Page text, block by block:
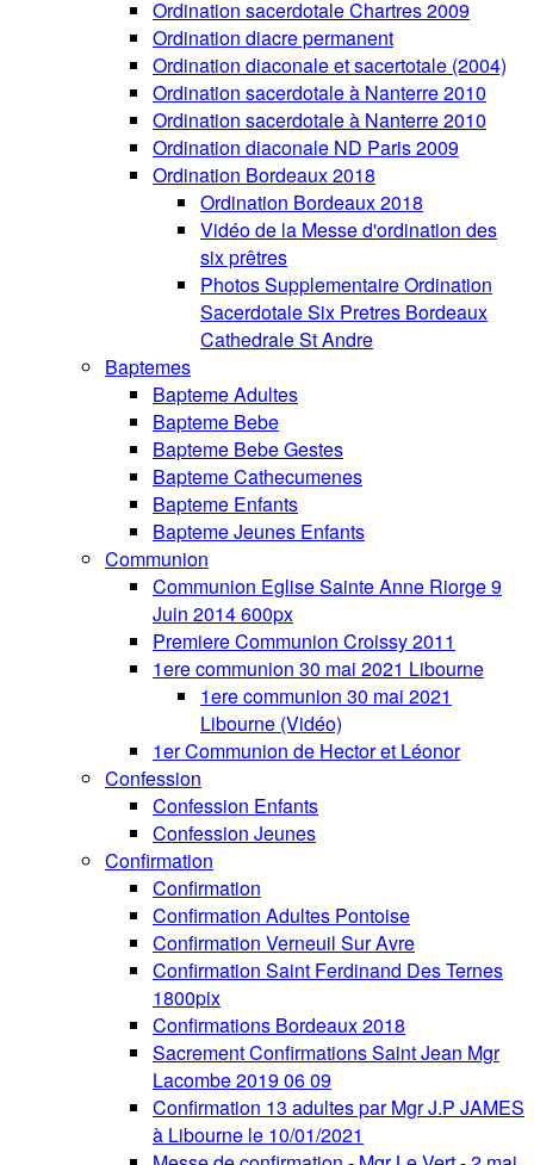
Ordination sacerdotale Chartres 2009
Ordination diacre permanent
Ordination diaconale et sacertotale (2004)
Ordination sacerdotale à Nanterre 2010
Ordination sacerdotale à Nanterre 2010
Ordination diaconale ND Paris 2009
Ordination Bordeaux 2018
Ordination Bordeaux 2018
Vidéo de la Messe d'ordination des
six prêtres
Photos Supplementaire Ordination
Sacerdotale Six Pretres Bordeaux
Cathedrale St Andre
Baptemes
Bapteme Adultes
Bapteme Bebe
Bapteme Bebe Gestes
Bapteme Cathecumenes
Bapteme Enfants
Bapteme Jeunes Enfants
Communion
Communion Eglise Sainte Anne Riorge 9
Juin 2014 600px
Premiere Communion Croissy 2011
1ere communion 30 mai 2021 Libourne
1ere communion 30 mai 2021
Libourne (Vidéo)
1er Communion de Hector et Léonor
Confession
Confession Enfants
Confession Jeunes
Confirmation
Confirmation
Confirmation Adultes Pontoise
Confirmation Verneuil Sur Avre
Confirmation Saint Ferdinand Des Ternes
1800pix
Confirmations Bordeaux 2018
Sacrement Confirmations Saint Jean Mgr
Lacombe 2019 06 09
Confirmation 13 adultes par Mgr J.P JAMES
à Libourne le 10/01/2021